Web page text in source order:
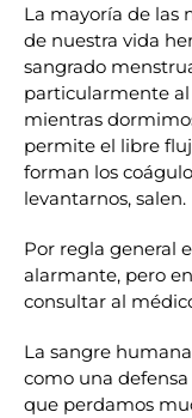
La mayoría de las
de nuestra vida
sangrado
particularmente
mientras
permite el libre
forman los
levantarnos, salen.
Por regla general
alarmante, pero
consultar al
La sangre
como una
que perdamos